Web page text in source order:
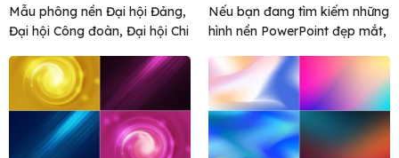
đẹp
Mẫu phông nền Đại hội Đảng,
Đại hội Công đoàn, Đại hội Chi
Nếu bạn đang tìm kiếm những
hình nền PowerPoint đẹp mắt,